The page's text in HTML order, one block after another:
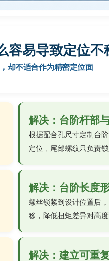
容易导致定位不
却不适合作为精密定位面
解决：台阶杆部
根据配合孔尺寸定制台
定位，尾部螺纹只负责锁
解决：台阶长度
螺丝锁紧到设计位置后
移，降低扭矩差异对高度
解决：建立可重